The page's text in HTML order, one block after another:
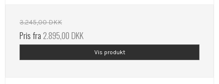
3.245,00 DKK
Pris fra2.895,00 DKK
Vis produkt